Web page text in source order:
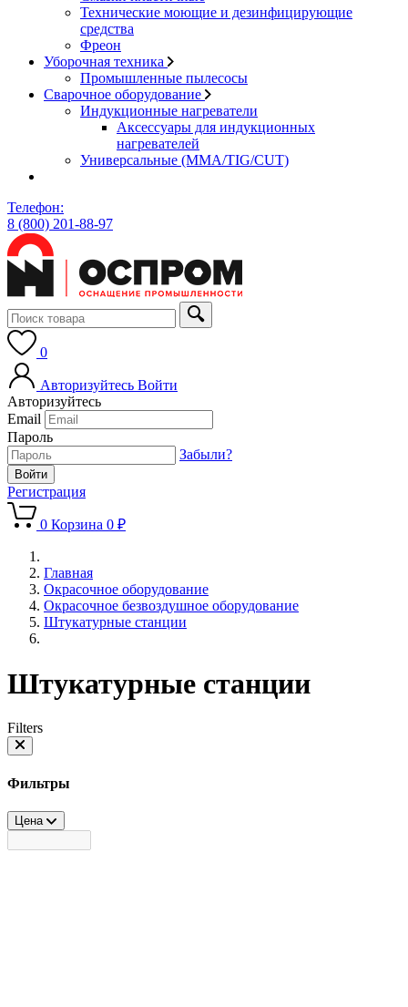
Технические моющие и дезинфицирующие
средства
Фреон
Уборочная техника
Промышленные пылесосы
Сварочное оборудование
Индукционные нагреватели
Аксессуары для индукционных
нагревателей
Универсальные (MMA/TIG/CUT)
Телефон:
8 (800) 201-88-97
0
Авторизуйтесь Войти
Авторизуйтесь
Email
Пароль
Забыли?
Регистрация
0 Корзина 0 ₽
Главная
Окрасочное оборудование
Окрасочное безвоздушное оборудование
Штукатурные станции
Штукатурные станции
Filters
Фильтры
Цена